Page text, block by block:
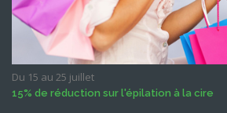
Du 15 au 25 juillet
15% de réduction sur l'épilation à la cire